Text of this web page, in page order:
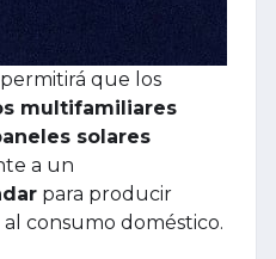
que los
multifamiliares
solares
a un
para producir
consumo doméstico.